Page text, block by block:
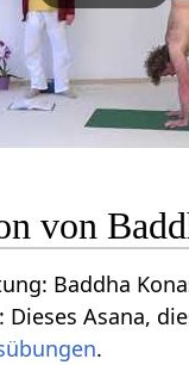
von
Baddha
Asana,
.